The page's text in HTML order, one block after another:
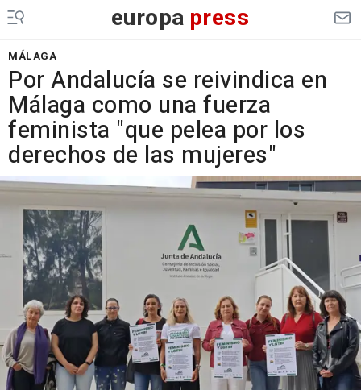
europa press
MÁLAGA
Por Andalucía se reivindica en
Málaga como una fuerza
feminista "que pelea por los
derechos de las mujeres"